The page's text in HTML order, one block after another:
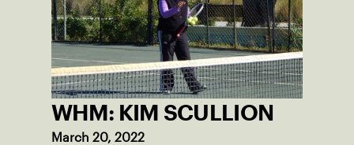
WHM: KIM SCULLION
March 20, 2022